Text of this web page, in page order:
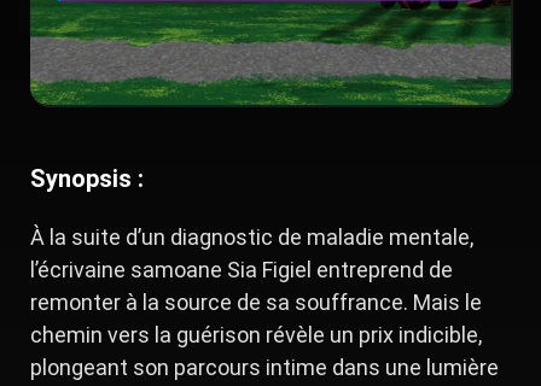
Synopsis :
À la suite d’un diagnostic de maladie mentale,
l’écrivaine samoane Sia Figiel entreprend de
remonter à la source de sa souffrance. Mais le
chemin vers la guérison révèle un prix indicible,
plongeant son parcours intime dans une lumière